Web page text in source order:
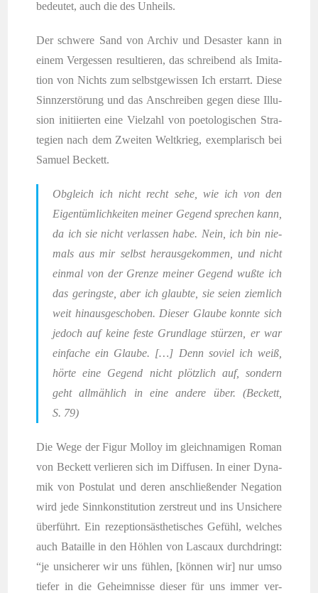
bedeu­tet, auch die des Unheils.
Der schwe­re Sand von Archiv und Desas­ter kann in
einem Ver­ges­sen resul­tie­ren, das schrei­bend als Imi­ta­
ti­on von Nichts zum selbst­ge­wis­sen Ich erstarrt. Die­se
Sinn­zer­stö­rung und das Anschrei­ben gegen die­se Illu­
si­on initi­ier­ten eine Viel­zahl von poe­to­lo­gi­schen Stra­
te­gien nach dem Zwei­ten Welt­krieg, exem­pla­risch bei
Samu­el Beckett.
Obgleich ich nicht recht sehe, wie ich von den
Eigen­tüm­lich­kei­ten mei­ner Gegend spre­chen kann,
da ich sie nicht ver­las­sen habe. Nein, ich bin nie­
mals aus mir selbst her­aus­ge­kom­men, und nicht
ein­mal von der Gren­ze mei­ner Gegend wuß­te ich
das gerings­te, aber ich glaub­te, sie sei­en ziem­lich
weit hin­aus­ge­scho­ben. Die­ser Glau­be konn­te sich
jedoch auf kei­ne fes­te Grund­la­ge stür­zen, er war
ein­fa­che ein Glau­be. […] Denn soviel ich weiß,
hör­te eine Gegend nicht plötz­lich auf, son­dern
geht all­mäh­lich in eine ande­re über. (Beckett,
S. 79)
Die Wege der Figur Mol­loy im gleich­na­mi­gen Roman
von Beckett ver­lie­ren sich im Dif­fu­sen. In einer Dyna­
mik von Pos­tu­lat und deren anschlie­ßen­der Nega­ti­on
wird jede Sinn­kon­sti­tu­ti­on zer­streut und ins Unsi­che­re
über­führt. Ein rezep­ti­ons­äs­the­ti­sches Gefühl, wel­ches
auch Batail­le in den Höh­len von Las­caux durch­dringt:
“je unsi­che­rer wir uns füh­len, [kön­nen wir] nur umso
tie­fer in die Geheim­nis­se die­ser für uns immer ver­